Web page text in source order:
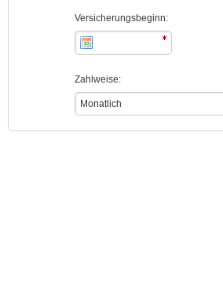
Versicherungsbeginn:
Zahlweise:
Monatlich